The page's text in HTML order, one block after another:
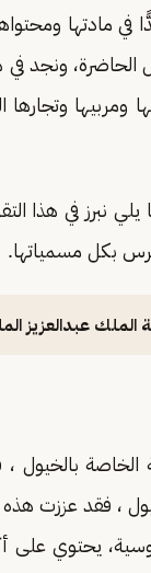
في كتابتها سنة 1848م مهمة
الحاضرة، ونجد
ومربيها وتجارها
وفيما يلي نبرز
بكل مسمياتها.
عبدالعزيز
الخاصة بالخيول
، فقد عززت